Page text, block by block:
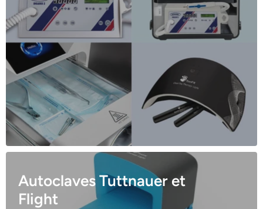
Autoclaves Tuttnauer et
Flight